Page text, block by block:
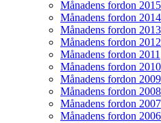
Månadens fordon 2015
Månadens fordon 2014
Månadens fordon 2013
Månadens fordon 2012
Månadens fordon 2011
Månadens fordon 2010
Månadens fordon 2009
Månadens fordon 2008
Månadens fordon 2007
Månadens fordon 2006